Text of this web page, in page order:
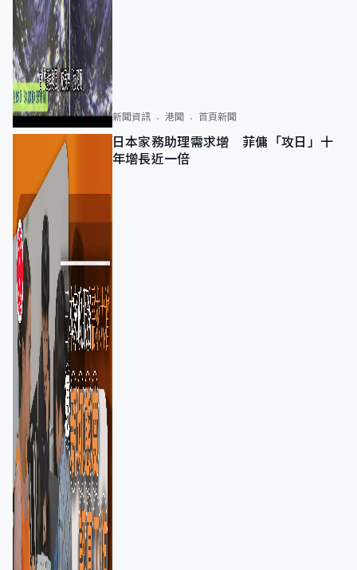
新聞資訊 港聞 首頁新聞
日本家務助理需求增 菲傭「攻日」十
年增長近一倍